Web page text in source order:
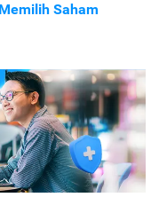
Saham